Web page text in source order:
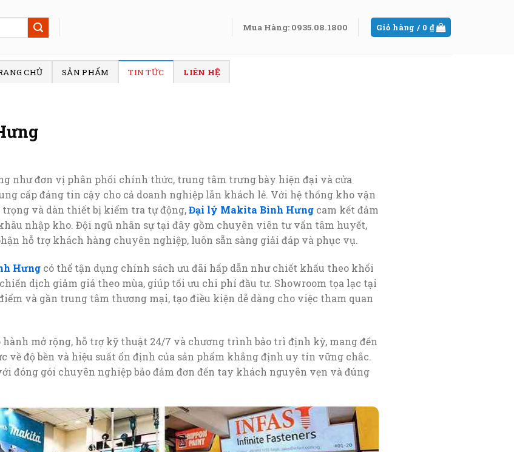
Mua Hàng: 0935.08.1800 Giỏ hàng / 0 ₫
CHỦ SẢN PHẨM TIN TỨC LIÊN HỆ
như đơn vị phân phối chính thức, trung tâm trưng bày hiện đại và cửa
cấp đáng tin cậy cho cả doanh nghiệp lẫn khách lẻ. Với hệ thống kho vận
và dàn thiết bị kiểm tra tự động,Đại lý Makita Bình Hưng cam kết đảm
nhập kho. Đội ngũ nhân sự tại đây gồm chuyên viên tư vấn tâm huyết,
hỗ trợ khách hàng chuyên nghiệp, luôn sẵn sàng giải đáp và phục vụ.
Hưng có thể tận dụng chính sách ưu đãi hấp dẫn như chiết khấu theo khối
dịch giảm giá theo mùa, giúp tối ưu chi phí đầu tư. Showroom tọa lạc tại
và gần trung tâm thương mại, tạo điều kiện dễ dàng cho việc tham quan
hành mở rộng, hỗ trợ kỹ thuật 24/7 và chương trình bảo trì định kỳ, mang đến
về độ bền và hiệu suất ổn định của sản phẩm khẳng định uy tín vững chắc.
đóng gói chuyên nghiệp bảo đảm đơn đến tay khách nguyên vẹn và đúng